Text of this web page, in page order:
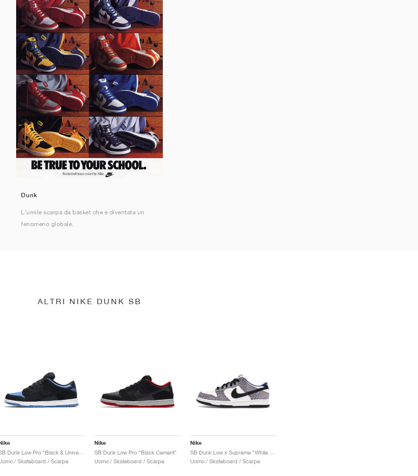
Dunk
L'umile scarpa da basket che è diventata un
fenomeno globale.
ALTRI NIKE DUNK SB
/ Skateboard / Scarpe
Nike
SB Dunk Low Pro "Black Cement"
Uomo / Skateboard / Scarpe
Nike
Uomo / Skateboard / Scarpe